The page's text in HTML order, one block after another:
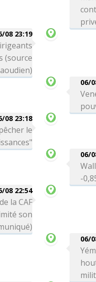
08 23:19
(source
06/
08 23:18
le
06/
-
08 22:54
la CAF
son
06/